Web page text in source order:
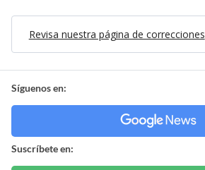
Revisa nuestra página de correcciones
Síguenos en:
Suscríbete en: